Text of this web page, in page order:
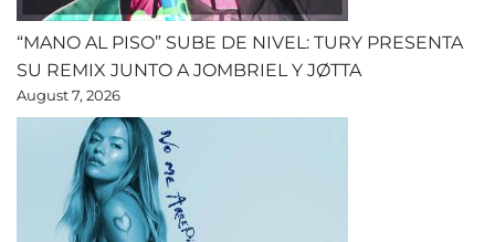
“MANO AL PISO” SUBE DE NIVEL: TURY PRESENTA
SU REMIX JUNTO A JOMBRIEL Y JØTTA
August 7, 2026